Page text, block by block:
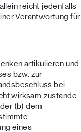
reicht jedenfalls
Verantwortung für
artikulieren und
bzw. zur
bei
wirksam zustande
(b) dem
eines